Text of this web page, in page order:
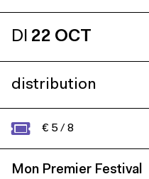
DI 22 OCT
distribution
€ 5 / 8
Mon Premier Festival